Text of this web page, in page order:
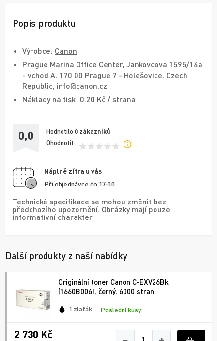
Popis produktu
Výrobce: Canon
Prague Marina Office Center, Jankovcova 1595/14a
- vchod A, 170 00 Prague 7 - Holešovice, Czech
Republic, info@canon.cz
Náklady na tisk: 0.20 Kč / strana
0,0 Hodnotilo 0 zákazníků
Ohodnotit:
Náplně zítra u vás
Při objednávce do 17:00
Technické specifikace se mohou změnit bez
předchozího upozornění. Obrázky mají pouze
informativní charakter.
Další produkty z naší nabídky
Originální toner Canon C-EXV26Bk
(1660B006), černý, 6000 stran
1 zlaťák Poslední kusy
2 730 Kč